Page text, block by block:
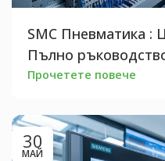
SMC Пневматика :
Пълно
Прочетете повече
30
МАЙ